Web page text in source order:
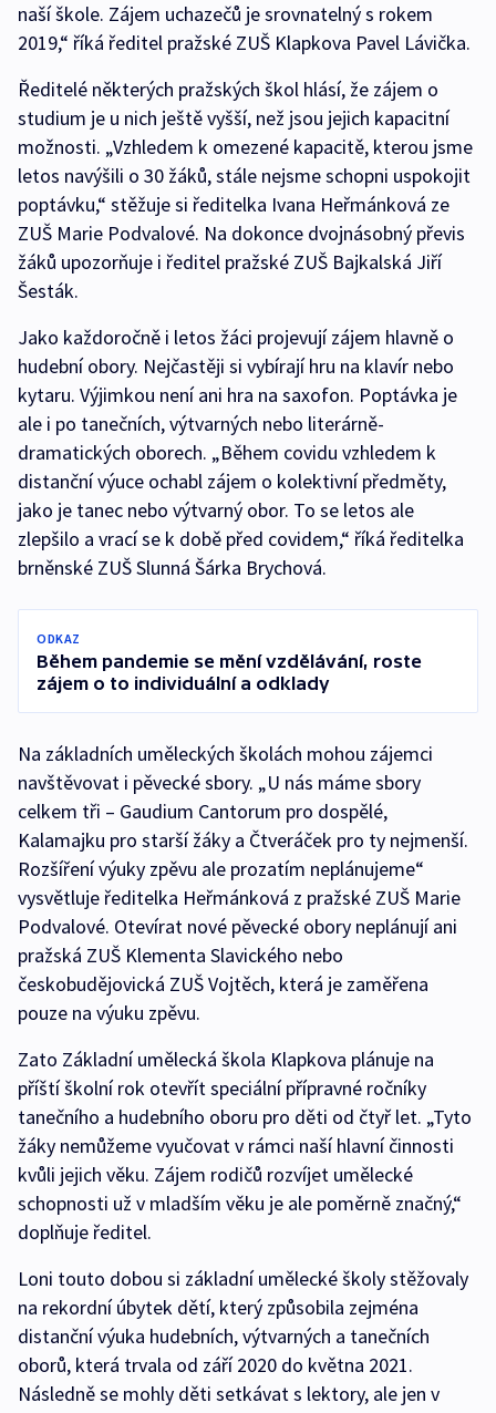
naší škole. Zájem uchazečů je srovnatelný s rokem
2019,“ říká ředitel pražské ZUŠ Klapkova Pavel Lávička.
Ředitelé některých pražských škol hlásí, že zájem o
studium je u nich ještě vyšší, než jsou jejich kapacitní
možnosti. „Vzhledem k omezené kapacitě, kterou jsme
letos navýšili o 30 žáků, stále nejsme schopni uspokojit
poptávku,“ stěžuje si ředitelka Ivana Heřmánková ze
ZUŠ Marie Podvalové. Na dokonce dvojnásobný převis
žáků upozorňuje i ředitel pražské ZUŠ Bajkalská Jiří
Šesták.
Jako každoročně i letos žáci projevují zájem hlavně o
hudební obory. Nejčastěji si vybírají hru na klavír nebo
kytaru. Výjimkou není ani hra na saxofon. Poptávka je
ale i po tanečních, výtvarných nebo literárně-
dramatických oborech. „Během covidu vzhledem k
distanční výuce ochabl zájem o kolektivní předměty,
jako je tanec nebo výtvarný obor. To se letos ale
zlepšilo a vrací se k době před covidem,“ říká ředitelka
brněnské ZUŠ Slunná Šárka Brychová.
ODKAZ
Během pandemie se mění vzdělávání, roste
zájem o to individuální a odklady
Na základních uměleckých školách mohou zájemci
navštěvovat i pěvecké sbory. „U nás máme sbory
celkem tři – Gaudium Cantorum pro dospělé,
Kalamajku pro starší žáky a Čtveráček pro ty nejmenší.
Rozšíření výuky zpěvu ale prozatím neplánujeme“
vysvětluje ředitelka Heřmánková z pražské ZUŠ Marie
Podvalové. Otevírat nové pěvecké obory neplánují ani
pražská ZUŠ Klementa Slavického nebo
českobudějovická ZUŠ Vojtěch, která je zaměřena
pouze na výuku zpěvu.
Zato Základní umělecká škola Klapkova plánuje na
příští školní rok otevřít speciální přípravné ročníky
tanečního a hudebního oboru pro děti od čtyř let. „Tyto
žáky nemůžeme vyučovat v rámci naší hlavní činnosti
kvůli jejich věku. Zájem rodičů rozvíjet umělecké
schopnosti už v mladším věku je ale poměrně značný,“
doplňuje ředitel.
Loni touto dobou si základní umělecké školy stěžovaly
na rekordní úbytek dětí, který způsobila zejména
distanční výuka hudebních, výtvarných a tanečních
oborů, která trvala od září 2020 do května 2021.
Následně se mohly děti setkávat s lektory, ale jen v